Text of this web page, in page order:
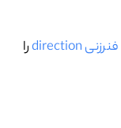
فنرزنی direction
را